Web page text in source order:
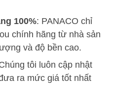
100%: PANACO chỉ
chính hãng từ nhà sản
và độ bền cao.
tôi luôn cập nhật
ra mức giá tốt nhất